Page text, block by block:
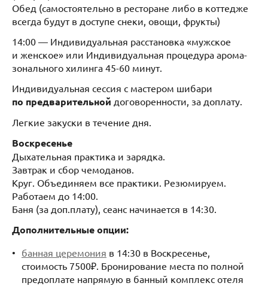
Обед (самостоятельно в ресторане либо в коттедже
всегда будут в доступе снеки, овощи, фрукты)
14:00 — Индивидуальная расстановка «мужское
и женское» или Индивидуальная процедура арома-
зонального хилинга 45-60 минут.
Индивидуальная сессия с мастером шибари
по предварительной договоренности, за доплату.
Легкие закуски в течение дня.
Воскресенье
Дыхательная практика и зарядка.
Завтрак и сбор чемоданов.
Круг. Объединяем все практики. Резюмируем.
Работаем до 14:00.
Баня (за доп.плату), сеанс начинается в 14:30.
Дополнительные опции:
банная церемония в 14:30 в Воскресенье,
стоимость 7500₽. Бронирование места по полной
предоплате напрямую в банный комплекс отеля